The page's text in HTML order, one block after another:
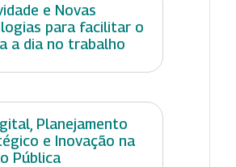
e Novas
para facilitar o
a dia no trabalho
Planejamento
e Inovação na
Pública